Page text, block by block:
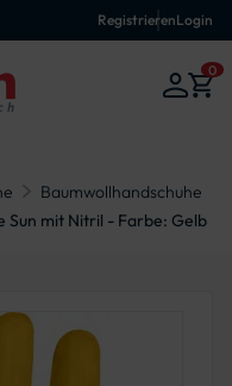
RegistrierenLogin
0
Baumwollhandschuhe
Sun mit Nitril - Farbe: Gelb